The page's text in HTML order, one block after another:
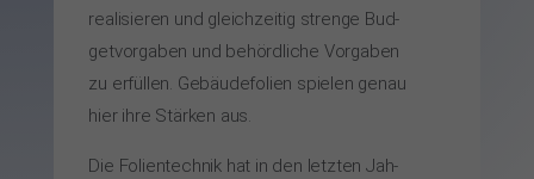
rea­li­sie­ren und gleich­zei­tig stren­ge Bud­
get­vor­ga­ben und be­hörd­li­che Vor­ga­ben
zu er­fül­len. Ge­bäu­de­fo­lien spie­len ge­nau
hier ih­re Stär­ken aus.
Die Fo­lien­tech­nik hat in den letz­ten Jah­